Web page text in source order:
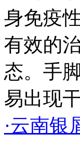
身免疫
有效的
态。手
易出现
·云南银